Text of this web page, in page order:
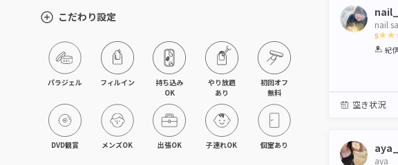
こだわり設定
パラジェル フィルイン
持ち込み
OK
やり放題
あり
初回オフ
無料
DVD観賞 メンズOK 出張OK 子連れOK 個室あり
nail
5
1 2
紀
空き状況